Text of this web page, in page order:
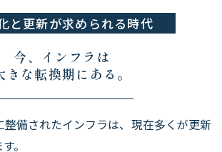
と更新が求められる時代
今、インフラは
きな転換期にある。
備されたインフラは、現在多くが更新
。